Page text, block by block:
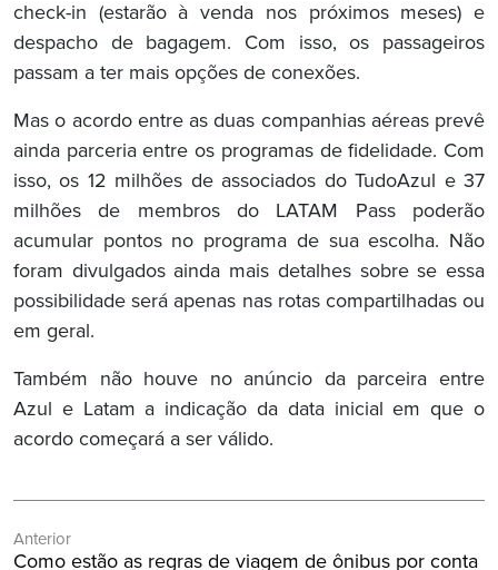
check-in (estarão à venda nos próximos meses) e
despacho de bagagem. Com isso, os passageiros
passam a ter mais opções de conexões.
Mas o acordo entre as duas companhias aéreas prevê
ainda parceria entre os programas de fidelidade. Com
isso, os 12 milhões de associados do TudoAzul e 37
milhões de membros do LATAM Pass poderão
acumular pontos no programa de sua escolha. Não
foram divulgados ainda mais detalhes sobre se essa
possibilidade será apenas nas rotas compartilhadas ou
em geral.
Também não houve no anúncio da parceira entre
Azul e Latam a indicação da data inicial em que o
acordo começará a ser válido.
de
Anterior
Post
Como estão as regras de viagem de ônibus por conta